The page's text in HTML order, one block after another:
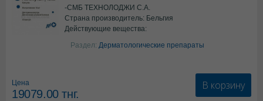
-СМБ ТЕХНОЛОДЖИ С.А.
Страна производитель: Бельгия
Действующие вещества:
Изотретиноин
Раздел: Дерматологические препараты
Цена
19079.00тнг.
В корзину